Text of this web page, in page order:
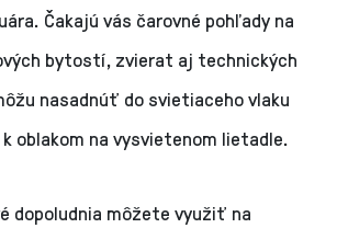
Čakajú vás čarovné pohľady na
bytostí, zvierat aj technických
nasadnúť do svietiaceho vlaku
oblakom na vysvietenom lietadle.
dopoludnia môžete využiť na